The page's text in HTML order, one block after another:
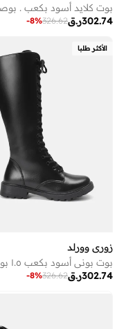
ر.ق302.74
326.62
-8%
الأكثر طلبا
زوري وورلد
ر.ق302.74
326.62
-8%